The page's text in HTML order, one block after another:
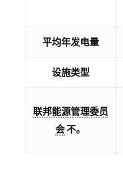
平均年发电量
设施类型
联邦能源管理委员
会不。